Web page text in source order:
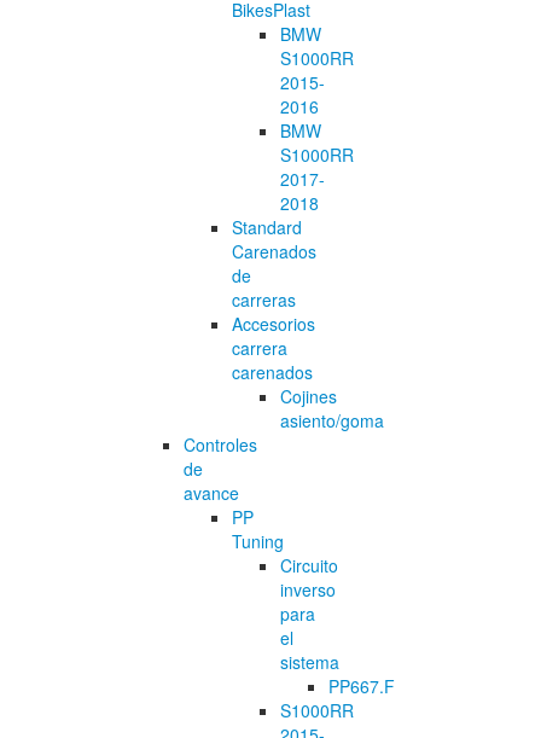
BikesPlast
BMW
S1000RR
2015-
2016
BMW
S1000RR
2017-
2018
Standard
Carenados
de
carreras
Accesorios
carrera
carenados
Cojines
asiento/goma
Controles
de
avance
PP
Tuning
Circuito
inverso
para
el
sistema
PP667.F
S1000RR